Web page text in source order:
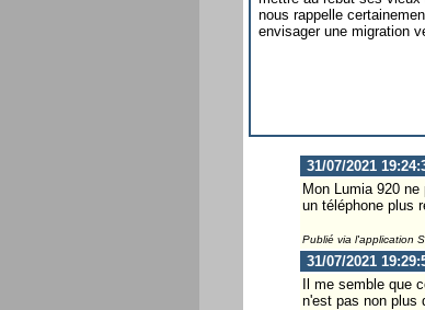
nous rappelle
envisager une migration
31/07/2021
Mon Lumia 920
un téléphone plus
Publié via l'application
31/07/2021
Il me semble que
n'est pas non plus